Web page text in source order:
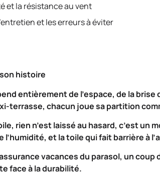
et la résistance au vent
et les erreurs à éviter
histoire
entièrement de l’espace, de la
terrasse, chacun joue sa partition
rien n’est laissé au hasard, c’est un
et la toile qui fait barrière à
vacances du parasol, un coup
face à la durabilité.